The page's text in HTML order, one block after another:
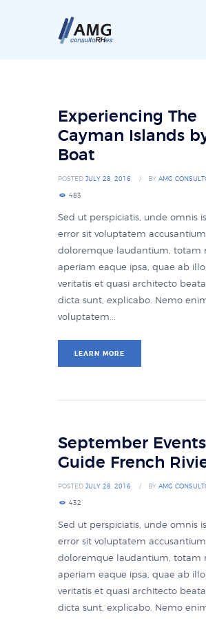
Experiencing The
Cayman Islands
Boat
POSTED JULY 28, 2016 BY AMG
483
Sed ut perspiciatis, unde omnis
error sit voluptatem accusantium
doloremque laudantium, totam
aperiam eaque ipsa, quae ab
veritatis et quasi architecto
dicta sunt, explicabo. Nemo
voluptatem...
LEARN MORE
September Events
Guide French
POSTED JULY 28, 2016 BY AMG
432
Sed ut perspiciatis, unde omnis
error sit voluptatem accusantium
doloremque laudantium, totam
aperiam eaque ipsa, quae ab
veritatis et quasi architecto
dicta sunt, explicabo. Nemo